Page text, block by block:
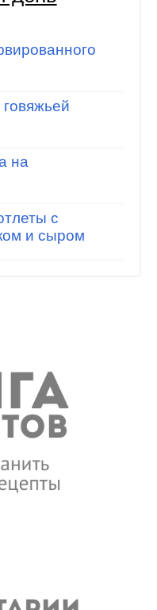
на
с
и сыром